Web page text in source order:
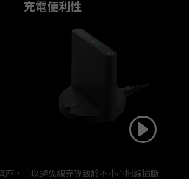
充電便利性
座，可以避免線充導致於不小心把線插斷